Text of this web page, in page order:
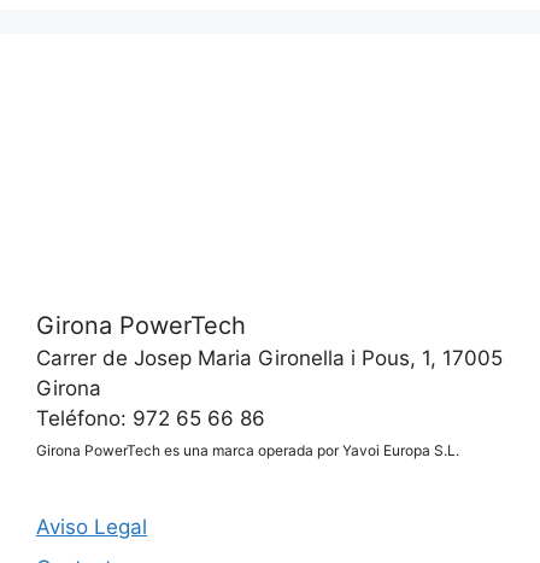
Girona PowerTech
Carrer de Josep Maria Gironella i Pous, 1, 17005
Girona
Teléfono: 972 65 66 86
Girona PowerTech es una marca operada por Yavoi Europa S.L.
Aviso Legal